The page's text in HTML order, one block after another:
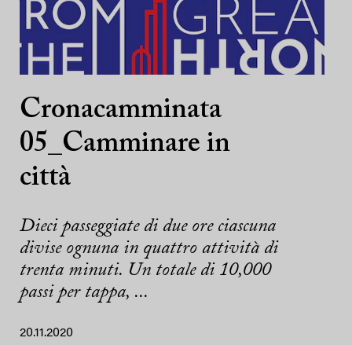
Cronacamminata
05_Camminare in
città
Dieci passeggiate di due ore ciascuna
divise ognuna in quattro attività di
trenta minuti. Un totale di 10,000
passi per tappa, ...
20.11.2020